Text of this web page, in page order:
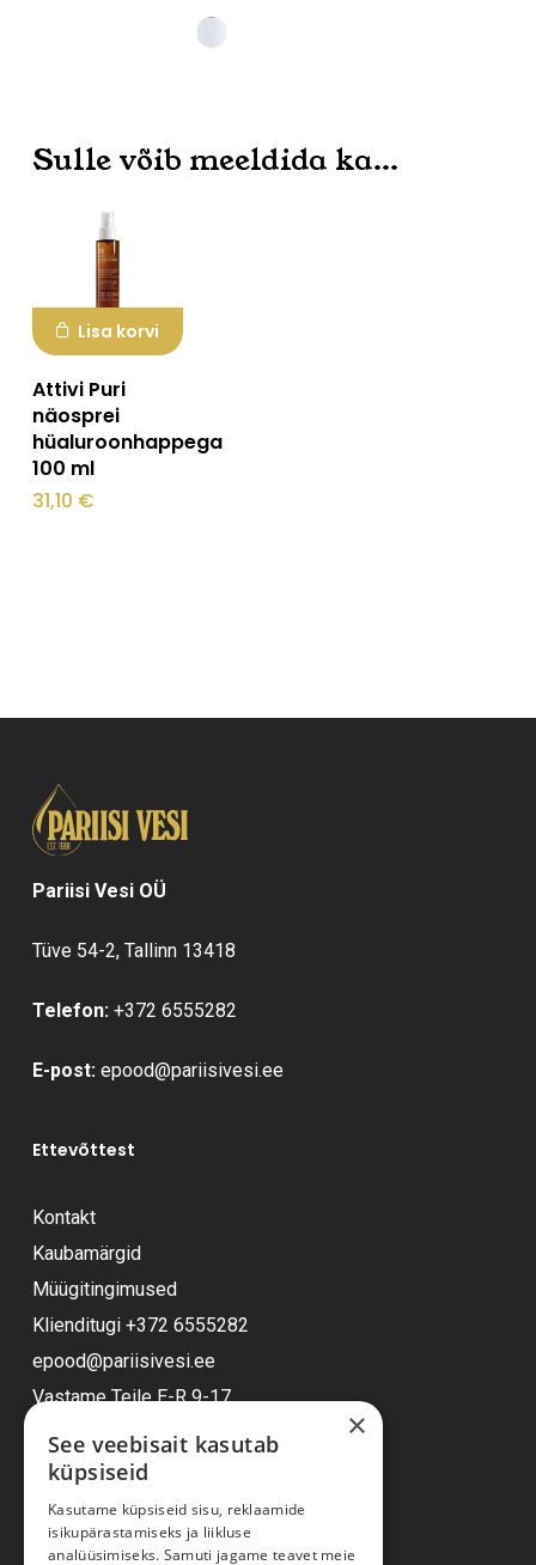
mitu
varianti.
teha
Sulle võib meeldida ka…
Lisa korvi
Attivi Puri
näosprei
hüaluroonhappega
100 ml
31,10 €
Pariisi Vesi OÜ
Tüve 54-2, Tallinn 13418
Telefon: +372 6555282
E-post: epood@pariisivesi.ee
Ettevõttest
Kontakt
Kaubamärgid
Müügitingimused
Klienditugi +372 6555282
epood@pariisivesi.ee
Vastame Teile E-R 9-17
Ostuabi
Kauba kohaletoimetamine
×
See veebisait kasutab
küpsiseid
Kasutame küpsiseid sisu, reklaamide
isikupärastamiseks ja liikluse
analüüsimiseks. Samuti jagame teavet meie